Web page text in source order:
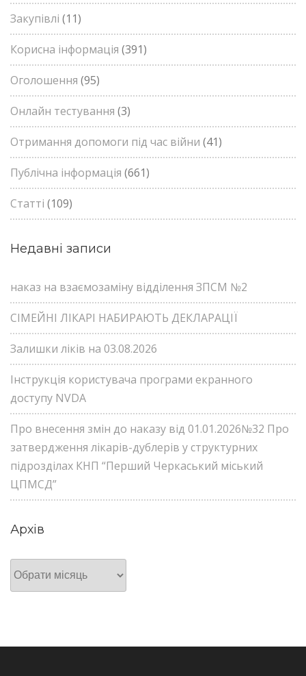
Закупівлі (11)
Корисна інформація (391)
Оголошення (95)
Онлайн тестування (3)
Отримання допомоги під час війни (41)
Публічна інформація (661)
Статті (109)
Недавні записи
наказ на взаємозаміну відділення ЗПСМ №2
СІМЕЙНІ ЛІКАРІ НАБИРАЮТЬ ДЕКЛАРАЦІЇ
Залишки ліків на 03.08.2026
Інструкція користувача програми екранного
доступу NVDA
Про внесення змін до наказу від 01.01.2026№32 Про
затвердження лікарів-дублерів у структурних
підрозділах КНП “Перший Черкаський міський
ЦПМСД”
Архів
Архів